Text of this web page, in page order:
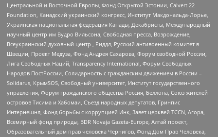
Центральной и Восточной Европы, Фонд Открытой Эстонии, Calvert 22
Foundation, Канадский украинский конгресс, Институт Макдональда-Лорье,
Украинская национальная федерация Канады, Декабристы, Международный
научный центр им Вудро Вильсона, Свободная пресса, Возрождение,
Всеукраинский духовный центр , Риддл, Русский антивоенный комитет в
Швеции, Проект Медуза, Фонд Андрея Сахарова, Форум свободной России,
Лига Свободных Наций, Transparеncy International, Форум Свободных
Народов ПостРоссии, Солидарность с гражданским движением в России –
Solidarus, КрымSOS, Свободный университет, Институт государственного
управления, Форум гражданского общества Россия, Беллона, Союз жителей
островов Тисима и Хабомаи, Съезд народных депутатов, Гринпис
Интернешнл, Фонд борьбы с коррупцией Инк, Завет церквей TCCN, Агора,
Всемирный фонд природы, BDR Novaja Gazeta-Europe, Алтай проект,
Образовательный дом прав человека Чернигов, Фонд Дом Прав Человека,